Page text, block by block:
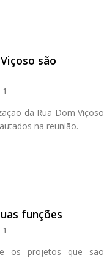
são
1
da Rua Dom Viçoso
na reunião.
funções
1
os projetos que são